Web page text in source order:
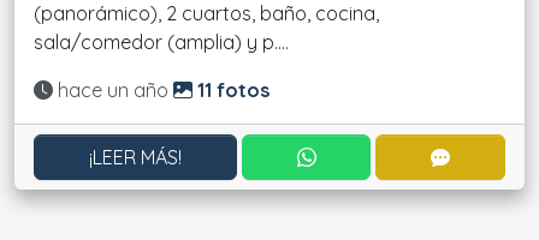
(panorámico), 2 cuartos, baño, cocina,
sala/comedor (amplia) y p....
Actualizado:
hace un año 11 fotos
¡LEER MÁS! CONTACTAR POR